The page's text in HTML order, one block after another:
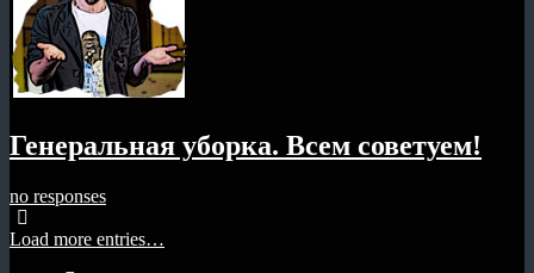
Генеральная уборка. Всем советуем!
no responses
Load more entries…